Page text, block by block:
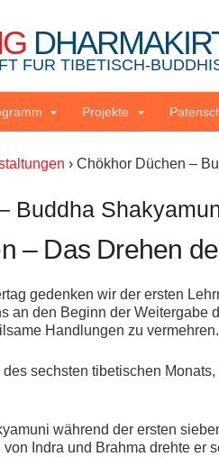
FUR TIBETISCH-
Projekte
› Chökhor Düchen –
Buddha
– Das Drehen
gedenken wir der ersten
an den Beginn der Weitergabe
Handlungen zu vermehren.
sechsten tibetischen
während der ersten
Indra und Brahma drehte er